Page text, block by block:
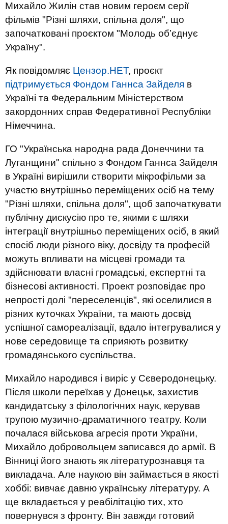
Михайло Жилін став новим героєм серії
фільмів "Різні шляхи, спільна доля", що
започатковані проєктом "Молодь об’єднує
Україну".
Як повідомляє Цензор.НЕТ, проєкт
підтримується Фондом Ганнса Зайделя в
Україні та Федеральним Міністерством
закордонних справ Федеративної Республіки
Німеччина.
ГО "Українська народна рада Донеччини та
Луганщини" спільно з Фондом Ганнса Зайделя
в Україні вирішили створити мікрофільми за
участю внутрішньо переміщених осіб на тему
"Різні шляхи, спільна доля", щоб започаткувати
публічну дискусію про те, якими є шляхи
інтеграції внутрішньо переміщених осіб, в який
спосіб люди різного віку, досвіду та професій
можуть впливати на місцеві громади та
здійснювати власні громадські, експертні та
бізнесові активності. Проект розповідає про
непрості долі "переселенців", які оселилися в
різних куточках України, та мають досвід
успішної самореалізації, вдало інтегрувалися у
нове середовище та сприяють розвитку
громадянського суспільства.
Михайло народився і виріс у Сєверодонецьку.
Після школи переїхав у Донецьк, захистив
кандидатську з філологічних наук, керував
трупою музично-драматичного театру. Коли
почалася військова агресія проти України,
Михайло добровольцем записався до армії. В
Вінниці його знають як літературознавця та
викладача. Але наукою він займається в якості
хоббі: вивчає давню українську літературу. А
ще вкладається у реабілітацію тих, хто
повернувся з фронту. Він завжди готовий